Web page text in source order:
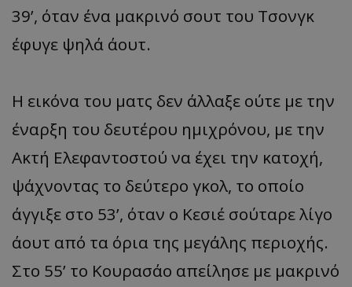
39’, όταν ένα μακρινό σουτ του Τσονγκ
έφυγε ψηλά άουτ.
Η εικόνα του ματς δεν άλλαξε ούτε με την
έναρξη του δευτέρου ημιχρόνου, με την
Ακτή Ελεφαντοστού να έχει την κατοχή,
ψάχνοντας το δεύτερο γκολ, το οποίο
άγγιξε στο 53’, όταν ο Κεσιέ σούταρε λίγο
άουτ από τα όρια της μεγάλης περιοχής.
Στο 55’ το Κουρασάο απείλησε με μακρινό